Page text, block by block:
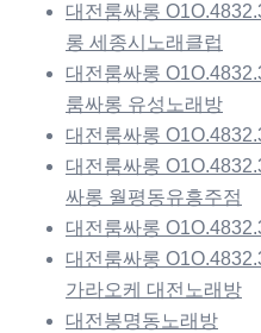
대전룸싸롱
롱 세종시노래클럽
대전룸싸롱
룸싸롱 유성노래방
대전룸싸롱
대전룸싸롱
싸롱 월평동유흥주점
대전룸싸롱
대전룸싸롱
가라오케 대전노래방
대전봉명동노래방